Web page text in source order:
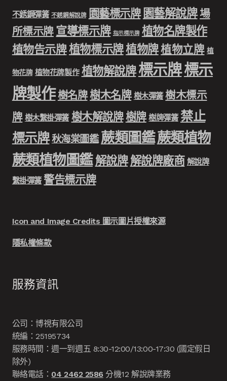
不銹鋼彈簧 不銹鋼解說牌 園藝標示牌 園藝解說牌場
所標示牌 宣導標示牌 指示標示牌 植物名牌製作
植物告示牌植物標示牌植物牌植物立牌 植
物花牌 植物花牌製作 植物解說牌 標示牌標示
牌製作樹名牌樹木名牌 樹木彈簧 樹木標示
牌 樹木繫掛彈簧 樹木解說牌樹牌 樹牌彈簧 禁止
標示牌 秋海棠圖鑑 蕨類圖鑑蕨類植物
蕨類植物圖鑑解說牌解說牌廠商 解說牌
繫掛彈簧 警告標示牌
Icon and Image Credits 圖示圖片授權來源
隱私權條款
服務資訊
公司：博視有限公司
統編：25195734
服務時間：週一到週五 8:30-12:00/13:00-17:30 (國定假日
除外)
聯絡電話： 04 2462 2586分機12 解說牌業務